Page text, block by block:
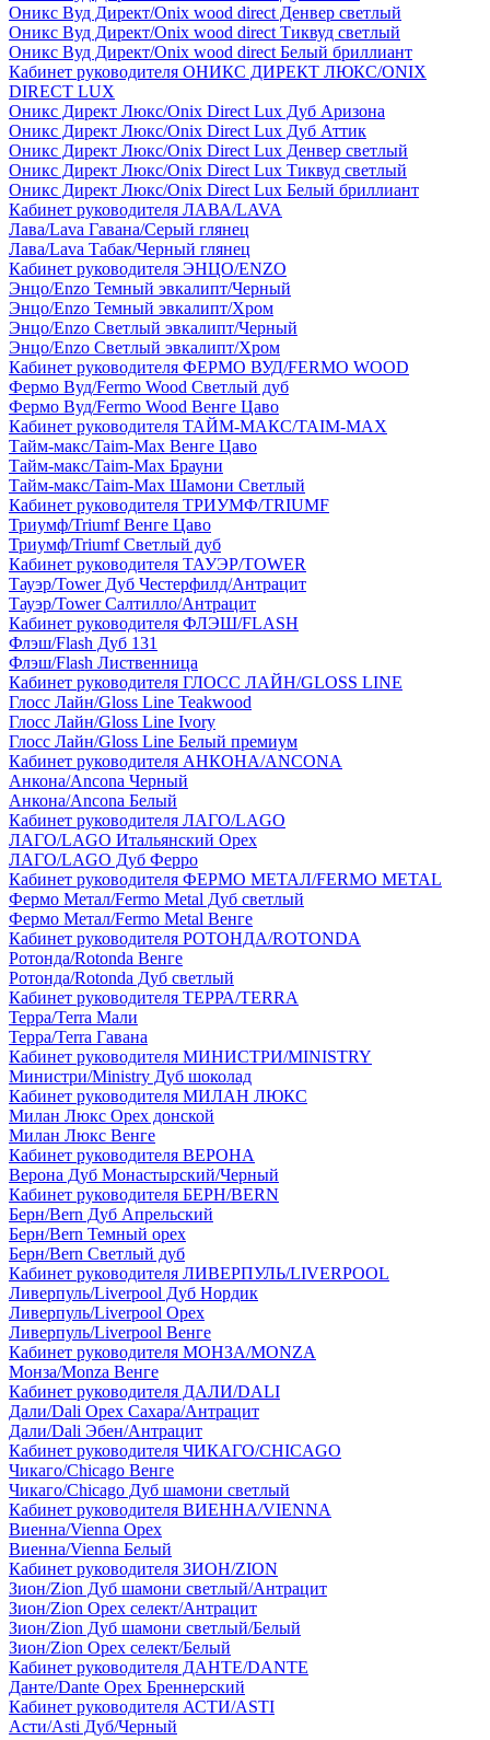
Оникс Вуд Директ/Onix wood direct Денвер светлый
Оникс Вуд Директ/Onix wood direct Тиквуд светлый
Оникс Вуд Директ/Onix wood direct Белый бриллиант
Кабинет руководителя ОНИКС ДИРЕКТ ЛЮКС/ONIX
DIRECT LUX
Оникс Директ Люкс/Onix Direct Lux Дуб Аризона
Оникс Директ Люкс/Onix Direct Lux Дуб Аттик
Оникс Директ Люкс/Onix Direct Lux Денвер светлый
Оникс Директ Люкс/Onix Direct Lux Тиквуд светлый
Оникс Директ Люкс/Onix Direct Lux Белый бриллиант
Кабинет руководителя ЛАВА/LAVA
Лава/Lava Гавана/Серый глянец
Лава/Lava Табак/Черный глянец
Кабинет руководителя ЭНЦО/ENZO
Энцо/Enzo Темный эвкалипт/Черный
Энцо/Enzo Темный эвкалипт/Хром
Энцо/Enzo Светлый эвкалипт/Черный
Энцо/Enzo Светлый эвкалипт/Хром
Кабинет руководителя ФЕРМО ВУД/FERMO WOOD
Фермо Вуд/Fermo Wood Светлый дуб
Фермо Вуд/Fermo Wood Венге Цаво
Кабинет руководителя ТАЙМ-МАКС/TAIM-MAX
Тайм-макс/Taim-Max Венге Цаво
Тайм-макс/Taim-Max Брауни
Тайм-макс/Taim-Max Шамони Светлый
Кабинет руководителя ТРИУМФ/TRIUMF
Триумф/Triumf Венге Цаво
Триумф/Triumf Светлый дуб
Кабинет руководителя ТАУЭР/TOWER
Тауэр/Tower Дуб Честерфилд/Антрацит
Тауэр/Tower Салтилло/Антрацит
Кабинет руководителя ФЛЭШ/FLASH
Флэш/Flash Дуб 131
Флэш/Flash Лиственница
Кабинет руководителя ГЛОСС ЛАЙН/GLOSS LINE
Глосс Лайн/Gloss Line Teakwood
Глосс Лайн/Gloss Line Ivory
Глосс Лайн/Gloss Line Белый премиум
Кабинет руководителя АНКОНА/ANCONA
Анкона/Ancona Черный
Анкона/Ancona Белый
Кабинет руководителя ЛАГО/LAGO
ЛАГО/LAGO Итальянский Орех
ЛАГО/LAGO Дуб Ферро
Кабинет руководителя ФЕРМО МЕТАЛ/FERMO METAL
Фермо Метал/Fermo Metal Дуб светлый
Фермо Метал/Fermo Metal Венге
Кабинет руководителя РОТОНДА/ROTONDA
Ротонда/Rotonda Венге
Ротонда/Rotonda Дуб светлый
Кабинет руководителя ТЕРРА/TERRA
Терра/Terra Мали
Терра/Terra Гавана
Кабинет руководителя МИНИСТРИ/MINISTRY
Министри/Ministry Дуб шоколад
Кабинет руководителя МИЛАН ЛЮКС
Милан Люкс Орех донской
Милан Люкс Венге
Кабинет руководителя ВЕРОНА
Верона Дуб Монастырский/Черный
Кабинет руководителя БЕРН/BERN
Берн/Bern Дуб Апрельский
Берн/Bern Темный орех
Берн/Bern Светлый дуб
Кабинет руководителя ЛИВЕРПУЛЬ/LIVERPOOL
Ливерпуль/Liverpool Дуб Нордик
Ливерпуль/Liverpool Орех
Ливерпуль/Liverpool Венге
Кабинет руководителя МОНЗА/MONZA
Монза/Monza Венге
Кабинет руководителя ДАЛИ/DALI
Дали/Dali Орех Cахара/Антрацит
Дали/Dali Эбен/Антрацит
Кабинет руководителя ЧИКАГО/CHICAGO
Чикаго/Chicago Венге
Чикаго/Chicago Дуб шамони светлый
Кабинет руководителя ВИЕННА/VIENNA
Виенна/Vienna Орех
Виенна/Vienna Белый
Кабинет руководителя ЗИОН/ZION
Зион/Zion Дуб шамони светлый/Антрацит
Зион/Zion Орех селект/Антрацит
Зион/Zion Дуб шамони светлый/Белый
Зион/Zion Орех селект/Белый
Кабинет руководителя ДАНТЕ/DANTE
Данте/Dante Орех Бреннерский
Кабинет руководителя АСТИ/ASTI
Асти/Asti Дуб/Черный